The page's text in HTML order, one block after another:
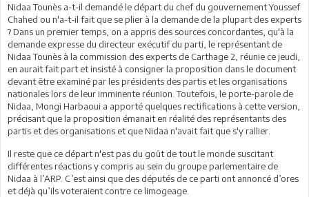
Nidaa Tounès a-t-il demandé le départ du chef du gouvernement Youssef
Chahed ou n'a-t-il fait que se plier à la demande de la plupart des experts
? Dans un premier temps, on a appris des sources concordantes, qu'à la
demande expresse du directeur exécutif du parti, le représentant de
Nidaa Tounès à la commission des experts de Carthage 2, réunie ce jeudi,
en aurait fait part et insisté à consigner la proposition dans le document
devant être examiné par les présidents des partis et les organisations
nationales lors de leur imminente réunion. Toutefois, le porte-parole de
Nidaa, Mongi Harbaoui a apporté quelques rectifications à cette version,
précisant que la proposition émanait en réalité des représentants des
partis et des organisations et que Nidaa n'avait fait que s'y rallier.
Il reste que ce départ n'est pas du goût de tout le monde suscitant
différentes réactions y compris au sein du groupe parlementaire de
Nidaa à l’ARP. C’est ainsi que des députés de ce parti ont annoncé d’ores
et déjà qu’ils voteraient contre ce limogeage.